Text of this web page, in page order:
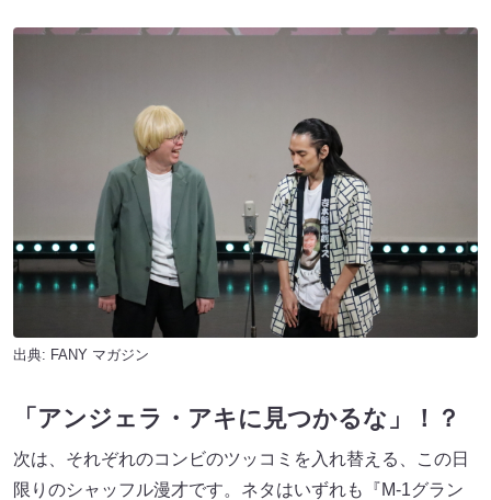
出典: FANY マガジン
「アンジェラ・アキに見つかるな」！？
次は、それぞれのコンビのツッコミを入れ替える、この日
限りのシャッフル漫才です。ネタはいずれも『M-1グラン